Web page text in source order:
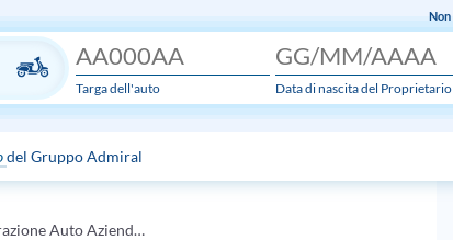
Targa dell'auto Data di nascita del Proprietario
Non
del Gruppo Admiral
Assicurazione Auto Aziendale: come funziona